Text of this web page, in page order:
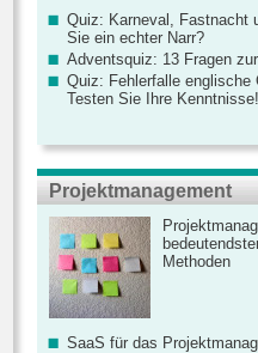
Quiz: Karneval, Fastnacht
Sie ein echter Narr?
Adventsquiz: 13 Fragen
Quiz: Fehlerfalle englische
Testen Sie Ihre Kenntnisse!
Projektmanagement
Methoden
SaaS für das